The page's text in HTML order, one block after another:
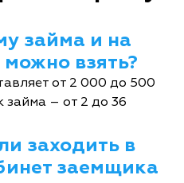
займа и на
взять?
от 2 000 до 500
займа – от 2 до 36
заходить в
заемщика